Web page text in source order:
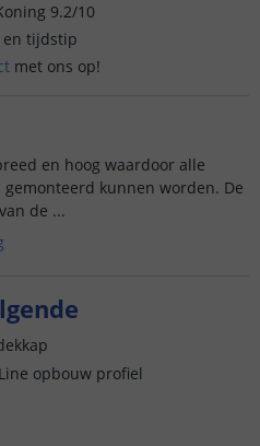
9.2/10
en tijdstip
met ons op!
en hoog waardoor alle
kunnen worden. De
de ...
opbouw profiel